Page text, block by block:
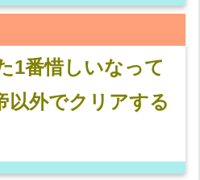
1番惜しいなって
以外でクリアする